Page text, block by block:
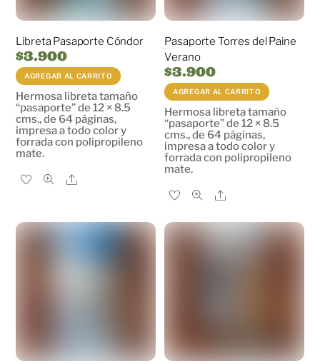
Libreta Pasaporte Cóndor
$3.900
AGREGAR AL CARRITO
Hermosa libreta tamaño
“pasaporte” de 12 × 8.5
cms., de 64 páginas,
impresa a todo color y
forrada con polipropileno
mate.
Share
Pasaporte Torres del Paine
Verano
$3.900
AGREGAR AL CARRITO
Hermosa libreta tamaño
“pasaporte” de 12 × 8.5
cms., de 64 páginas,
impresa a todo color y
forrada con polipropileno
mate.
Share